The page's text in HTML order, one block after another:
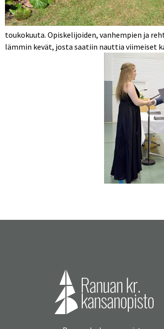
toukokuuta. Opiskelijoiden, vanhempien ja
lämmin kevät, josta saatiin nauttia viimeiset